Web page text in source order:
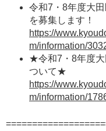
令和7・8年度大
を募集します！
https://
m/information/
★令和7・8年度大
ついて★
https://
m/information/